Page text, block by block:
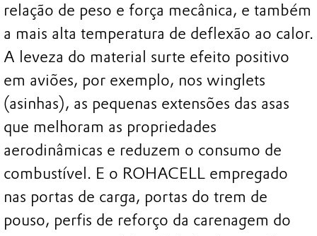
relação de peso e força mecânica, e também
a mais alta temperatura de deflexão ao calor.
A leveza do material surte efeito positivo
em aviões, por exemplo, nos winglets
(asinhas), as pequenas extensões das asas
que melhoram as propriedades
aerodinâmicas e reduzem o consumo de
combustível. E o ROHACELL empregado
nas portas de carga, portas do trem de
pouso, perfis de reforço da carenagem do